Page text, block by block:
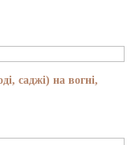
саджі) на вогні,